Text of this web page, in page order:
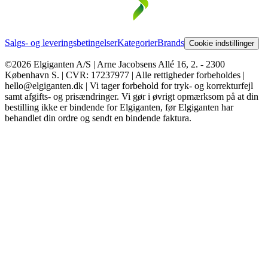
Salgs- og leveringsbetingelserKategorierBrands Cookie indstillinger
©2026 Elgiganten A/S | Arne Jacobsens Allé 16, 2. - 2300
København S. | CVR: 17237977 | Alle rettigheder forbeholdes |
hello@elgiganten.dk | Vi tager forbehold for tryk- og korrekturfejl
samt afgifts- og prisændringer. Vi gør i øvrigt opmærksom på at din
bestilling ikke er bindende for Elgiganten, før Elgiganten har
behandlet din ordre og sendt en bindende faktura.